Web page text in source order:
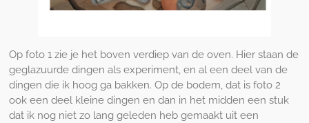
Op foto 1 zie je het boven verdiep van de oven. Hier staan de
geglazuurde dingen als experiment, en al een deel van de
dingen die ik hoog ga bakken. Op de bodem, dat is foto 2
ook een deel kleine dingen en dan in het midden een stuk
dat ik nog niet zo lang geleden heb gemaakt uit een